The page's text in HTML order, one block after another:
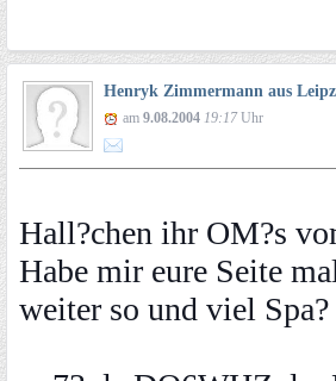
Henryk Zimmermann aus
am 9.08.2004 19:17Uhr
Hall?chen ihr OM?s
Habe mir eure Seite
weiter so und viel